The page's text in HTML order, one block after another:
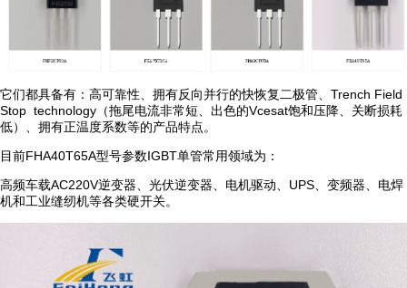
它们都具备有：高可靠性、拥有反向并行的快恢复二极管、Trench Field
Stop technology（拖尾电流非常短、出色的Vcesat饱和压降、关断损耗
低）、拥有正温度系数等的产品特点。
目前FHA40T65A型号参数IGBT单管常用领域为：
高频车载AC220V逆变器、光伏逆变器、电机驱动、UPS、变频器、电焊
机和工业缝纫机等各类硬开关。